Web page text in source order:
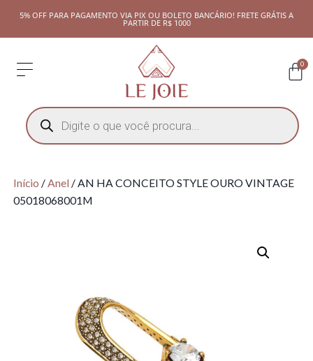
5% OFF PARA PAGAMENTO VIA PIX OU BOLETO BANCÁRIO! FRETE GRÁTIS A
PARTIR DE R$ 1000
0
Início /Anel / AN HA CONCEITO STYLE OURO VINTAGE
05018068001M